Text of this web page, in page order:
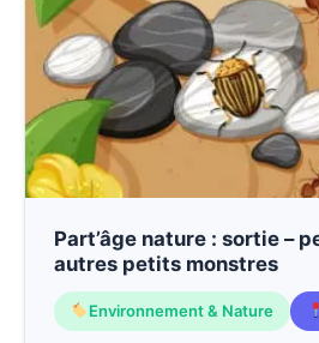
Part’âge nature : sortie –
autres petits monstres
Environnement & Nature